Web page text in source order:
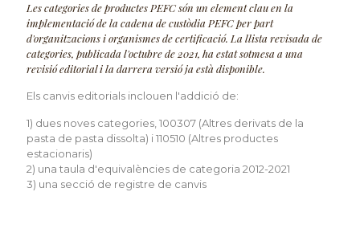
Les categories de productes PEFC són un element clau en la
implementació de la cadena de custòdia PEFC per part
d'organitzacions i organismes de certificació. La llista revisada de
categories, publicada l'octubre de 2021, ha estat sotmesa a una
revisió editorial i la darrera versió ja està disponible.
Els canvis editorials inclouen l'addició de:
1) dues noves categories, 100307 (Altres derivats de la
pasta de pasta dissolta) i 110510 (Altres productes
estacionaris)
2) una taula d'equivalències de categoria 2012-2021
3) una secció de registre de canvis